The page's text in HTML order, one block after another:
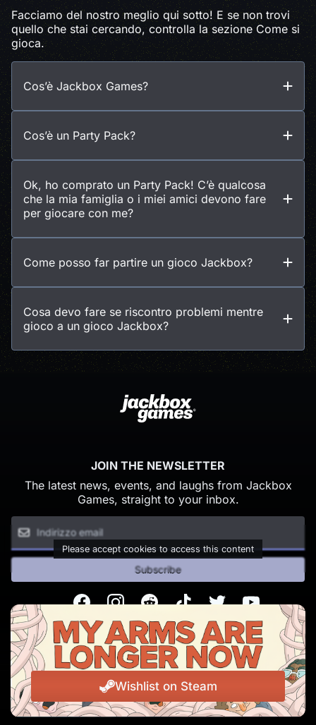
Facciamo del nostro meglio qui sotto! E se non trovi
quello che stai cercando, controlla la sezione Come si
gioca.
Cos’è Jackbox Games?
Cos’è un Party Pack?
Ok, ho comprato un Party Pack! C’è qualcosa
che la mia famiglia o i miei amici devono fare
per giocare con me?
Come posso far partire un gioco Jackbox?
Cosa devo fare se riscontro problemi mentre
gioco a un gioco Jackbox?
Wishlist on Steam
JOIN THE NEWSLETTER
The latest news, events, and laughs from Jackbox
Games, straight to your inbox.
Please accept cookies to access this content
Subscribe
FacebookInstagramRedditTikTokTwitterYoutube
© Copyright 2026 Jackbox Games. All rights reserved.
Termini di Servizio Informativa sulla privacy
Change Cookie Preferences